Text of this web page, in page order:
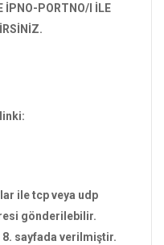
İPNO-PORTNO/I İLE
ile tcp veya udp
gönderilebilir.
8. sayfada verilmiştir.